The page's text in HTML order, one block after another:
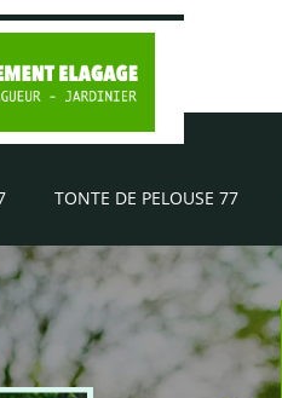
TONTE DE PELOUSE 77